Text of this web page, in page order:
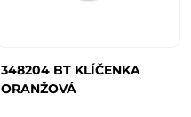
348204 BT KLÍČENKA
ORANŽOVÁ